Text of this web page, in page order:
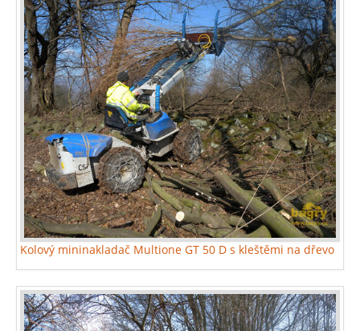
Kolový mininakladač Multione GT 50 D s kleštěmi na dřevo